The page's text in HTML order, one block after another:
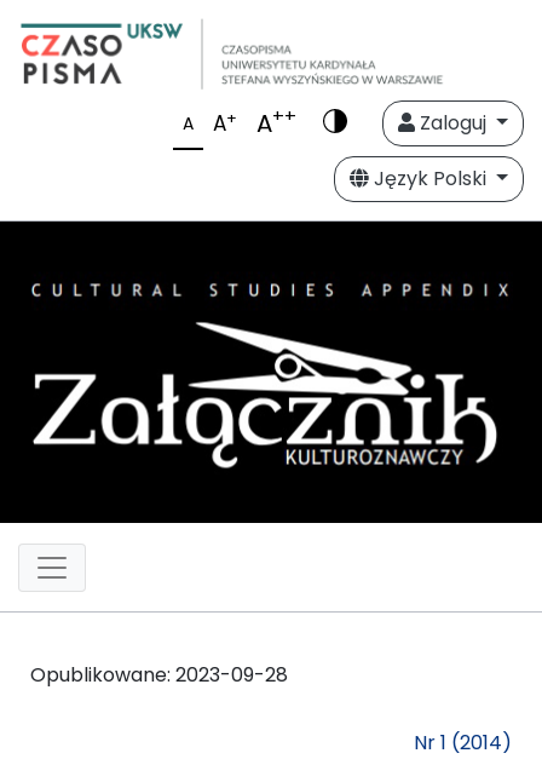
A A+ A++
Zaloguj
Język Polski
Opublikowane: 2023-09-28
Nr 1 (2014)